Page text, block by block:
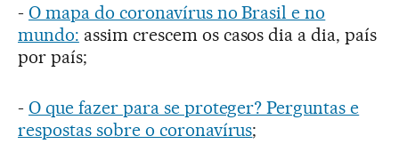
- O mapa do coronavírus no Brasil e no
mundo: assim crescem os casos dia a dia, país
por país;
- O que fazer para se proteger? Perguntas e
respostas sobre o coronavírus;